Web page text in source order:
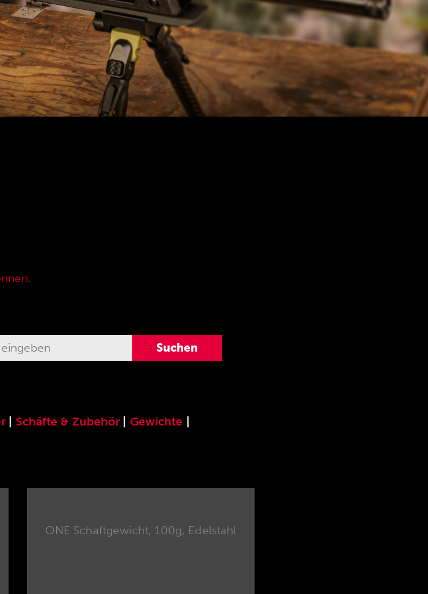
| Schäfte & Zubehör| Gewichte
ONE Schaftgewicht, 100g, Edelstahl